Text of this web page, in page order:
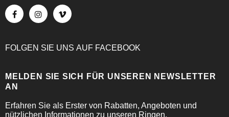
FOLGEN SIE UNS AUF FACEBOOK
MELDEN SIE SICH FÜR UNSEREN NEWSLETTER
AN
Erfahren Sie als Erster von Rabatten, Angeboten und
nützlichen Informationen zu unseren Ringen.